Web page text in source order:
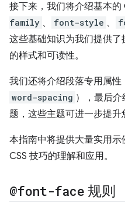
接下来，我们将介绍基本的
family 、 font-style 、
这些基础知识为我们提供
的样式和可读性。
我们还将介绍段落专用属性
word-spacing ），最后
题，这些主题可进一步提升
本指南中将提供大量实用
CSS 技巧的理解和应用。
@font-face 规则